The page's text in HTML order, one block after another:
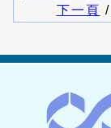
下一頁 /